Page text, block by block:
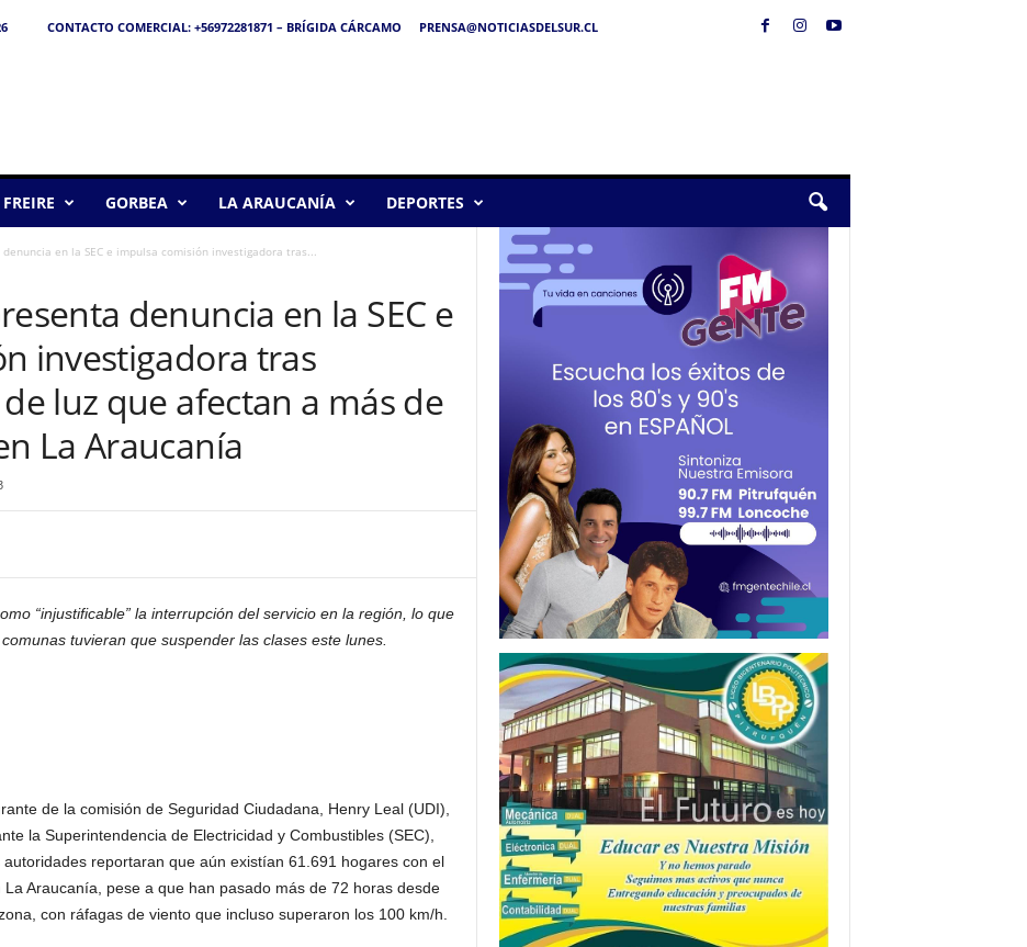
CONTACTO COMERCIAL: +56972281871 – BRÍGIDA CÁRCAMO
PRENSA@NOTICIASDELSUR.CL
FREIRE GORBEA LA ARAUCANÍA DEPORTES
en la SEC e impulsa comisión investigadora tras...
denuncia en la SEC e
investigadora tras
luz que afectan a más de
La Araucanía
“injustificable” la interrupción del servicio en la región, lo que
tuvieran que suspender las clases este lunes.
de la comisión de Seguridad Ciudadana, Henry Leal (UDI),
la Superintendencia de Electricidad y Combustibles (SEC),
reportaran que aún existían 61.691 hogares con el
Araucanía, pese a que han pasado más de 72 horas desde
con ráfagas de viento que incluso superaron los 100 km/h.